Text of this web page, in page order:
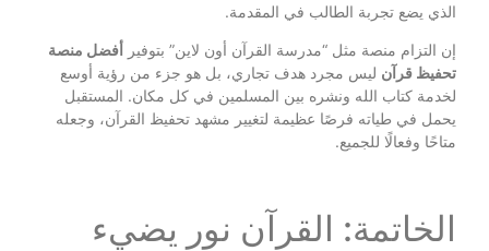
الذي يضع تجربة الطالب في المقدمة.
إن التزام منصة مثل “مدرسة القرآن أون لاين” بتوفير أفضل منصة
تحفيظ قرآن ليس مجرد هدف تجاري، بل هو جزء من رؤية أوسع
لخدمة كتاب الله ونشره بين المسلمين في كل مكان. المستقبل
يحمل في طياته فرصًا عظيمة لتغيير مشهد تحفيظ القرآن، وجعله
متاحًا وفعالًا للجميع.
الخاتمة: القرآن نور يضيء